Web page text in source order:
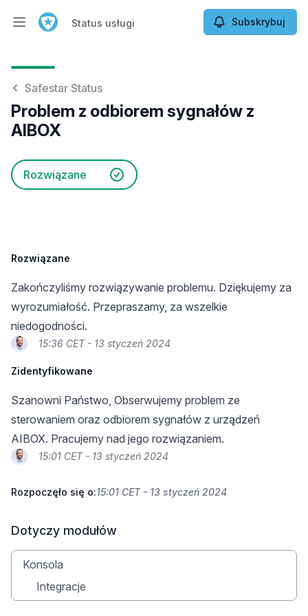
Otwórz menu główne
Status usługi Subskrybuj
Safestar Status
Problem z odbiorem sygnałów z
AIBOX
Rozwiązane
Rozwiązane
Zakończyliśmy rozwiązywanie problemu. Dziękujemy za
wyrozumiałość. Przepraszamy, za wszelkie
niedogodności.
15:36 CET - 13 styczeń 2024
Zidentyfikowane
Szanowni Państwo, Obserwujemy problem ze
sterowaniem oraz odbiorem sygnałów z urządzeń
AIBOX. Pracujemy nad jego rozwiązaniem.
15:01 CET - 13 styczeń 2024
Rozpoczęło się o:15:01 CET - 13 styczeń 2024
Dotyczy modułów
Konsola
Integracje